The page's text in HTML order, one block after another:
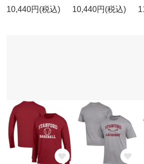
10,440円(税込) 10,440円(税込)